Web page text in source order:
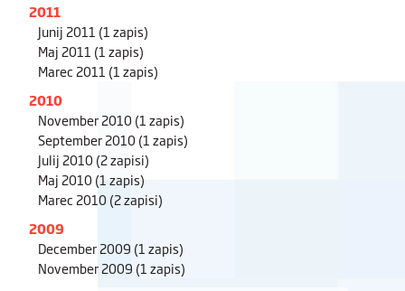
2011
Junij 2011 (1 zapis)
Maj 2011 (1 zapis)
Marec 2011 (1 zapis)
2010
November 2010(1 zapis)
September 2010(1 zapis)
Julij 2010(2 zapisi)
Maj 2010(1 zapis)
Marec 2010(2 zapisi)
2009
December 2009 (1 zapis)
November 2009 (1 zapis)